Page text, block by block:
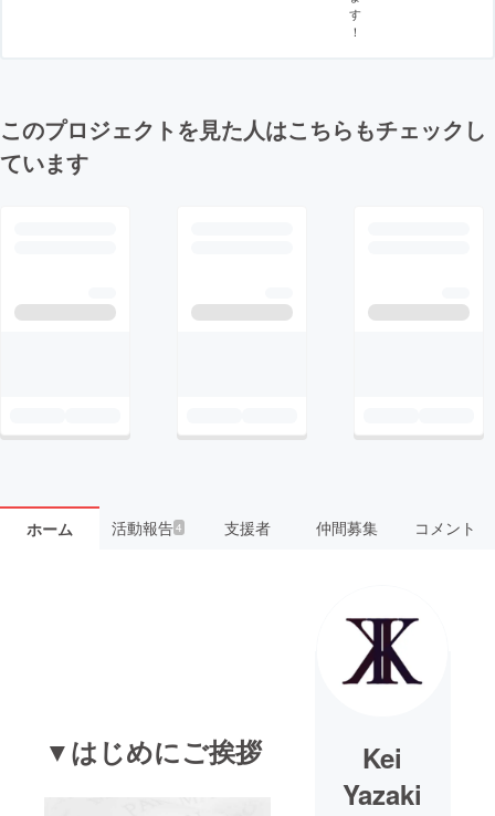
す
！
このプロジェクトを見た人はこちらもチェックし
ています
ホーム 活動報告4 支援者 仲間募集 コメント
▼はじめにご挨拶
Kei
Yazaki